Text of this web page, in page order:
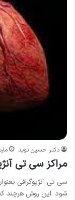
دکتر حسین نوید مارس
مراکز سی تی
سی تی آنژیوگرافی
شود .این روش هرچند